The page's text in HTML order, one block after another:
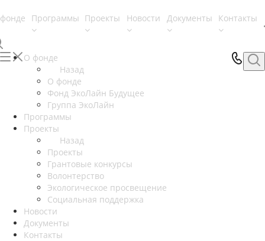
Программы Проекты Новости Документы Контакты
О фонде
Назад
О фонде
Фонд ЭкоЛайн Будущее
Группа ЭкоЛайн
Программы
Проекты
Назад
Проекты
Грантовые конкурсы
Волонтерство
Экологическое просвещение
Социальная поддержка
Новости
Документы
Контакты